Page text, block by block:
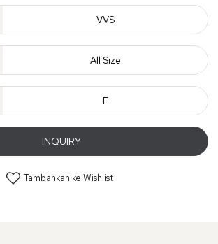
VVS
All Size
F
INQUIRY
Tambahkan ke Wishlist